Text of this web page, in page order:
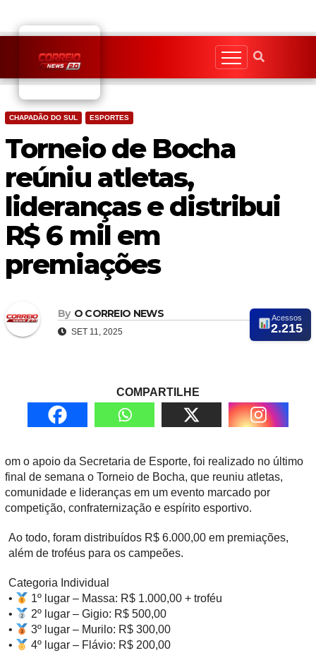
content
CHAPADÃO DO SUL ESPORTES
Torneio de Bocha
reúniu atletas,
lideranças e distribui
R$ 6 mil em
premiações
By O CORREIO NEWS
SET 11, 2025
Acessos
2.215
COMPARTILHE
om o apoio da Secretaria de Esporte, foi realizado no último
final de semana o Torneio de Bocha, que reuniu atletas,
comunidade e lideranças em um evento marcado por
competição, confraternização e espírito esportivo.
Ao todo, foram distribuídos R$ 6.000,00 em premiações,
além de troféus para os campeões.
Categoria Individual
•
1º lugar – Massa: R$ 1.000,00 + troféu
•
2º lugar – Gigio: R$ 500,00
•
3º lugar – Murilo: R$ 300,00
•
4º lugar – Flávio: R$ 200,00